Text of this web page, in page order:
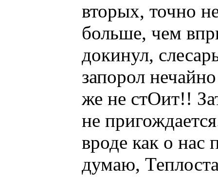
вторых, точно
больше, чем
докинул,
запорол
же не стОит!!
не
вроде как о нас
думаю,